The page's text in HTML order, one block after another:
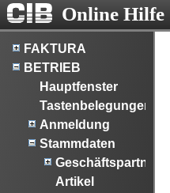
Online Hilfe
FAKTURA
BETRIEB
Hauptfenster
Tastenbelegungen
Anmeldung
Stammdaten
Geschäftspartner
Artikel